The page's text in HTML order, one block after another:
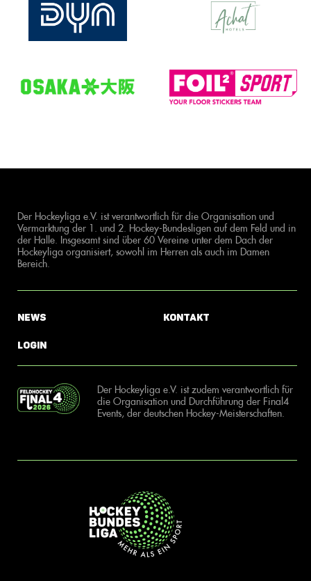
Der Hockeyliga e.V. ist verantwortlich für die Organisation und
Vermarktung der 1. und 2. Hockey-Bundesligen auf dem Feld und in
der Halle. Insgesamt sind über 60 Vereine unter dem Dach der
Hockeyliga organisiert, sowohl im Herren als auch im Damen
Bereich.
News
Login
Kontakt
Der Hockeyliga e.V. ist zudem verantwortlich für
die Organisation und Durchführung der Final4
Events, der deutschen Hockey-Meisterschaften.